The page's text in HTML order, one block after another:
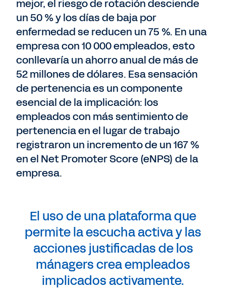
mejor, el riesgo de rotación desciende
un 50 % y los días de baja por
enfermedad se reducen un 75 %. En una
empresa con 10 000 empleados, esto
conllevaría un ahorro anual de más de
52 millones de dólares. Esa sensación
de pertenencia es un componente
esencial de la implicación: los
empleados con más sentimiento de
pertenencia en el lugar de trabajo
registraron un incremento de un 167 %
en el Net Promoter Score (eNPS) de la
empresa.
El uso de una plataforma que
permite la escucha activa y las
acciones justificadas de los
mánagers crea empleados
implicados activamente.